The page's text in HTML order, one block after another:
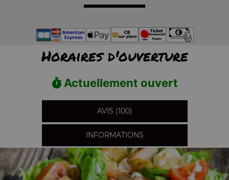
Horaires d'ouverture
Actuellement ouvert
AVIS (100)
INFORMATIONS